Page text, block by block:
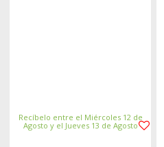
Recíbelo entre el Miércoles 12 de
Agosto y el Jueves 13 de Agosto